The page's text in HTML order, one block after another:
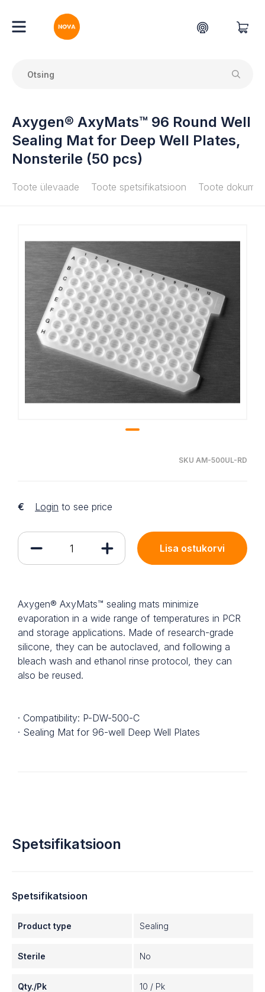
Axygen® AxyMats™ 96 Round Well
Sealing Mat for Deep Well Plates,
Nonsterile (50 pcs)
Toote ülevaade Toote spetsifikatsioon Toote
SKU AM-500UL-RD
€ Login to see price
Lisa ostukorvi
Axygen® AxyMats™ sealing mats minimize
evaporation in a wide range of temperatures in PCR
and storage applications. Made of research-grade
silicone, they can be autoclaved, and following a
bleach wash and ethanol rinse protocol, they can
also be reused.
· Compatibility: P-DW-500-C
Spetsifikatsioon
Spetsifikatsioon
Product type Sealing
Sterile No
Qty./Pk 10 / Pk